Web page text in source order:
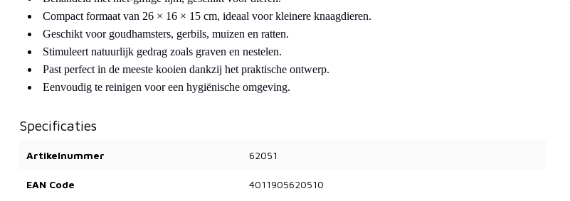
Compact formaat van 26 × 16 × 15 cm, ideaal voor kleinere knaagdieren.
Geschikt voor goudhamsters, gerbils, muizen en ratten.
Stimuleert natuurlijk gedrag zoals graven en nestelen.
Past perfect in de meeste kooien dankzij het praktische ontwerp.
Eenvoudig te reinigen voor een hygiënische omgeving.
Specificaties
Artikelnummer 62051
EAN Code 4011905620510